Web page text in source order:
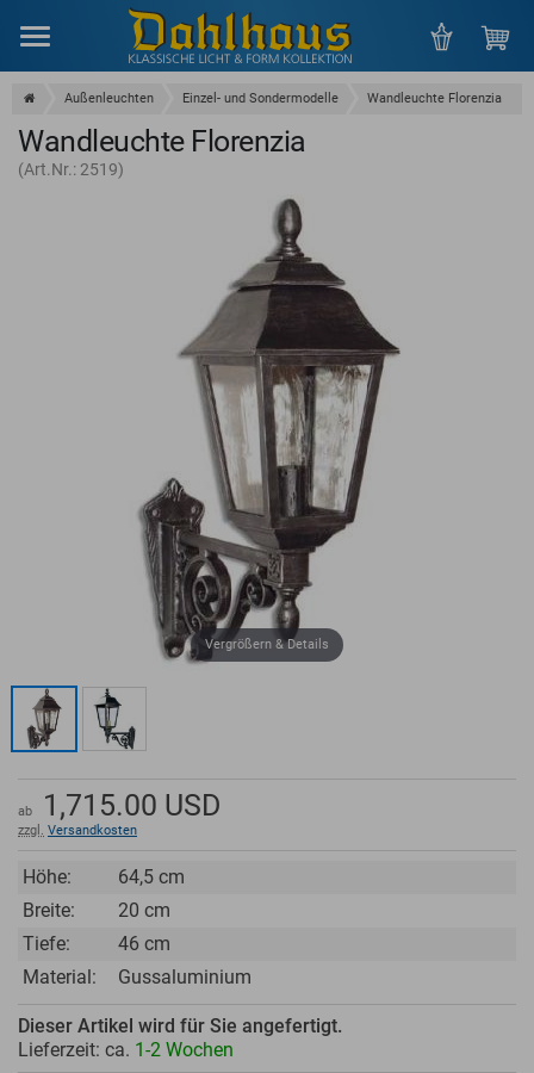
Außenleuchten Einzel- und Sondermodelle Wandleuchte Florenzia
Wandleuchte Florenzia
(Art.Nr.: 2519)
Vergrößern & Details
ab 1,715.00 USD
zzgl. Versandkosten
Höhe:
64,5 cm
Breite:
20 cm
Tiefe:
46 cm
Material:
Gussaluminium
Dieser Artikel wird für Sie angefertigt.
Lieferzeit: ca. 1-2 Wochen